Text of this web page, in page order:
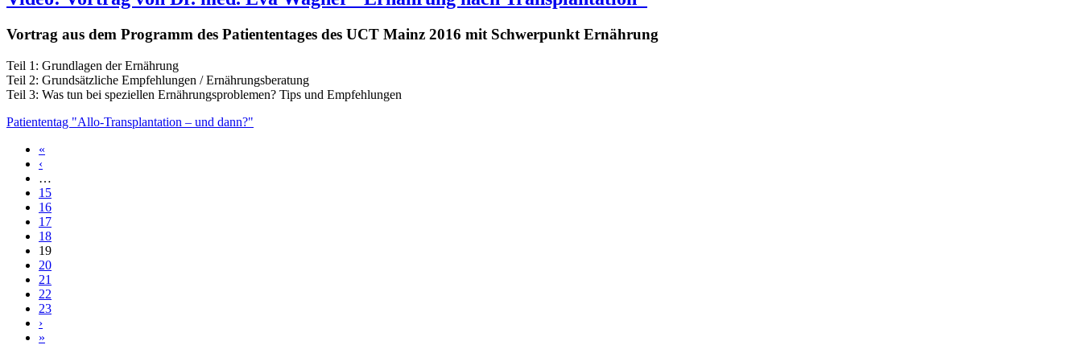
Vortrag aus dem Programm des Patiententages des UCT Mainz 2016 mit Schwerpunkt Ernährung
Teil 1: Grundlagen der Ernährung
Teil 2: Grundsätzliche Empfehlungen / Ernährungsberatung
Teil 3: Was tun bei speziellen Ernährungsproblemen? Tips und Empfehlungen
Patiententag "Allo-Transplantation – und dann?"
Seiten
«
‹
…
15
16
17
18
19
20
21
22
23
›
»